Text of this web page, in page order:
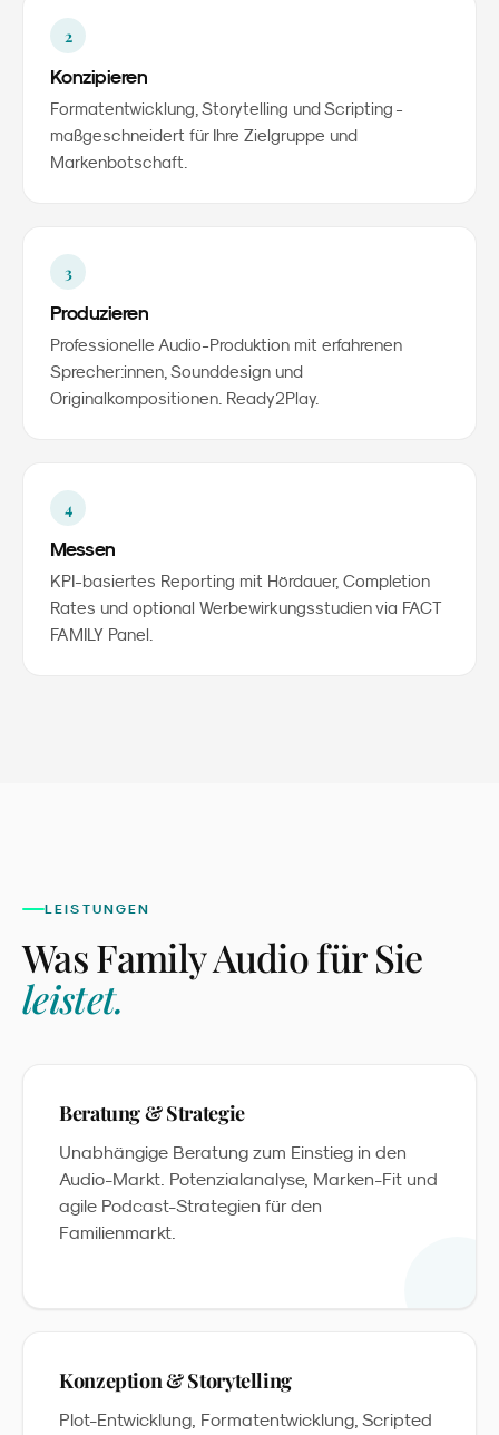
2
Konzipieren
Formatentwicklung, Storytelling und Scripting -
maßgeschneidert für Ihre Zielgruppe und
Markenbotschaft.
3
Produzieren
Professionelle Audio-Produktion mit erfahrenen
Sprecher:innen, Sounddesign und
Originalkompositionen. Ready2Play.
4
Messen
KPI-basiertes Reporting mit Hördauer, Completion
Rates und optional Werbewirkungsstudien via FACT
FAMILY Panel.
LEISTUNGEN
WasFamily Audiofür Sie
leistet.
Beratung & Strategie
Unabhängige Beratung zum Einstieg in den
Audio-Markt. Potenzialanalyse, Marken-Fit und
agile Podcast-Strategien für den
Familienmarkt.
Konzeption & Storytelling
Plot-Entwicklung, Formatentwicklung, Scripted